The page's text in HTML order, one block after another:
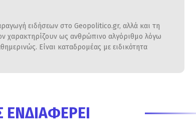
ειδήσεων στο Geopolitico.gr, αλλά και τη
χαρακτηρίζουν ως ανθρώπινο αλγόριθμο λόγω
Είναι καταδρομέας με ειδικότητα